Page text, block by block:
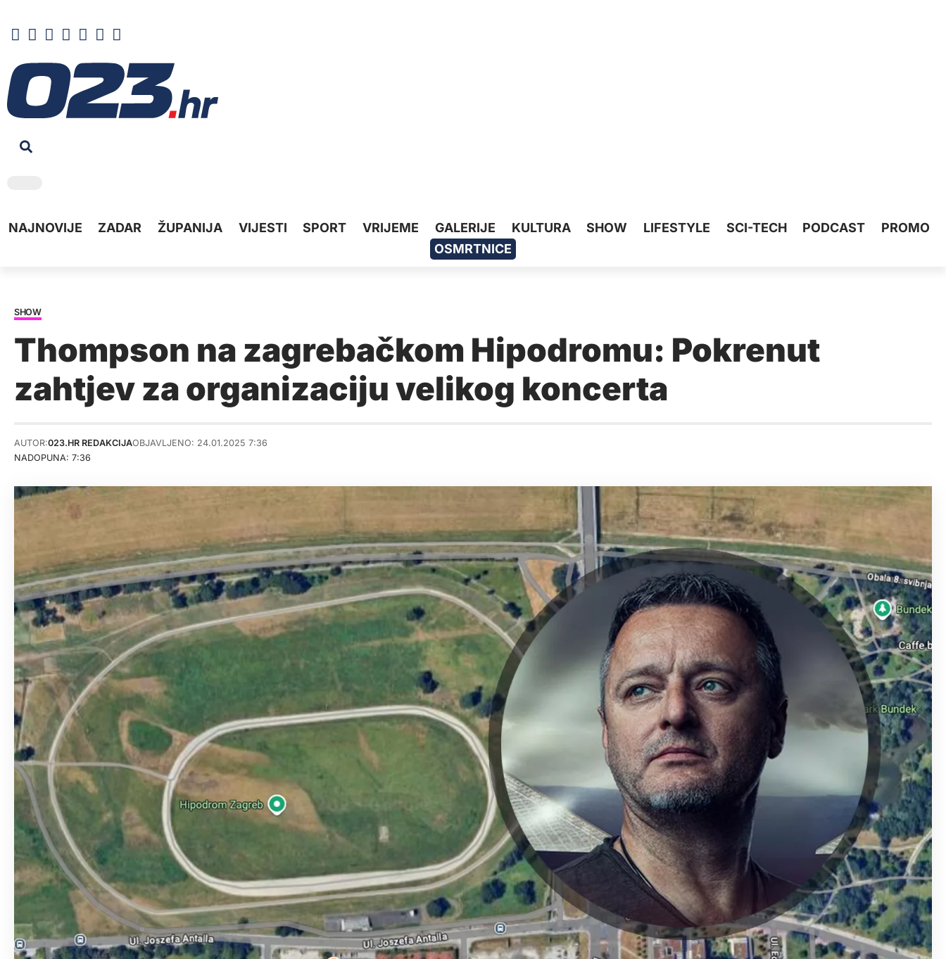
NAJNOVIJE ZADAR ŽUPANIJA VIJESTI SPORT VRIJEME GALERIJE KULTURA SHOW LIFESTYLE SCI-TECH PODCAST
PROMO
OSMRTNICE
SHOW
Thompson na zagrebačkom Hipodromu: Pokrenut
zahtjev za organizaciju velikog koncerta
NADOPUNA: 7:36
AUTOR:023.HR REDAKCIJAOBJAVLJENO: 24.01.2025 7:36